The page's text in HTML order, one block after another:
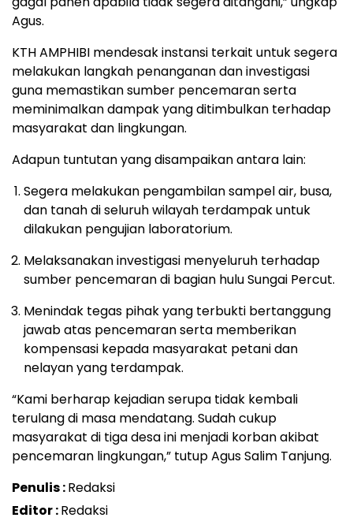
Agus.
KTH AMPHIBI mendesak instansi terkait untuk segera
melakukan langkah penanganan dan investigasi
guna memastikan sumber pencemaran serta
meminimalkan dampak yang ditimbulkan terhadap
masyarakat dan lingkungan.
Adapun tuntutan yang disampaikan antara lain:
Segera melakukan pengambilan sampel air, busa,
dan tanah di seluruh wilayah terdampak untuk
dilakukan pengujian laboratorium.
Melaksanakan investigasi menyeluruh terhadap
sumber pencemaran di bagian hulu Sungai Percut.
Menindak tegas pihak yang terbukti bertanggung
jawab atas pencemaran serta memberikan
kompensasi kepada masyarakat petani dan
nelayan yang terdampak.
“Kami berharap kejadian serupa tidak kembali
terulang di masa mendatang. Sudah cukup
masyarakat di tiga desa ini menjadi korban akibat
pencemaran lingkungan,” tutup Agus Salim Tanjung.
Penulis :Redaksi
Editor :Redaksi